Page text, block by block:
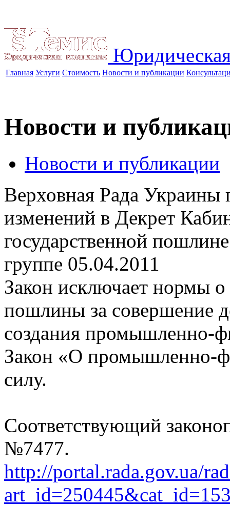
Главная Услуги Стоимость Новости и публикации
Новости и
Новости и публикации
Верховная Рада Украины
изменений в Декрет
государственной
группе 05.04.2011
Закон исключает нормы о
пошлины за совершение
создания промышленно-
Закон «О промышленно-
силу.
Соответствующий
№7477.
http://portal.rada.gov.ua/